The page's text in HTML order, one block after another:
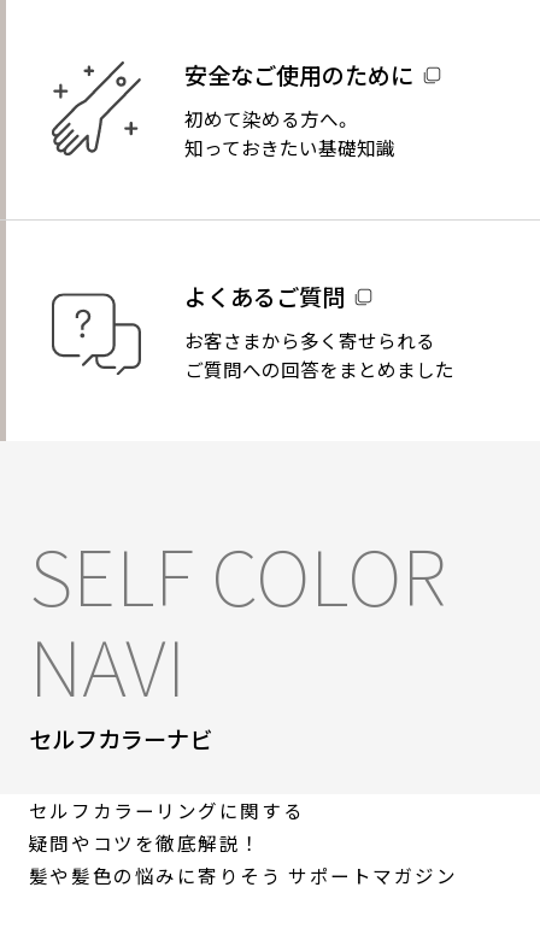
安全なご使用のために
初めて染める方へ。
知っておきたい基礎知識
よくあるご質問
お客さまから多く寄せられる
ご質問への回答をまとめました
SELF COLOR
NAVI
セルフカラーナビ
セルフカラーリングに関する
疑問やコツを徹底解説！
髪や髪色の悩みに寄りそう サポートマガジン